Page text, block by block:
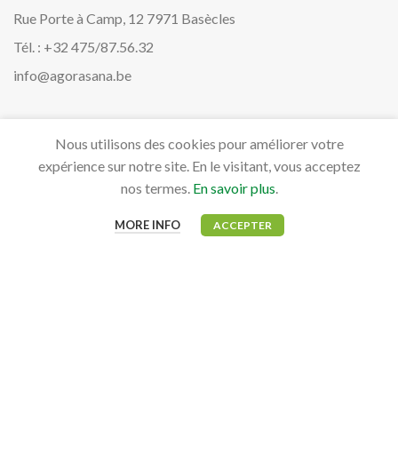
Rue Porte à Camp, 12 7971 Basècles
Tél. : +32 475/87.56.32
info@agorasana.be
PRODUITS
Aviaires
Nous utilisons des cookies pour améliorer votre
expérience sur notre site. En le visitant, vous acceptez
nos termes. En savoir plus.
MORE INFO ACCEPTER